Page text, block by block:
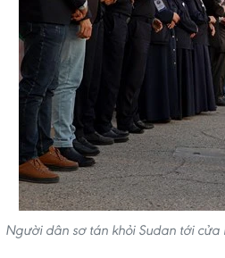
Người dân sơ tán khỏi Sudan tới